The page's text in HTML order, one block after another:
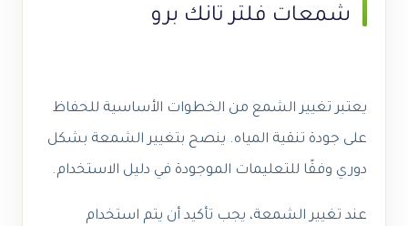
شمعات فلتر تانك برو
يعتبر تغيير الشمع من الخطوات الأساسية للحفاظ
على جودة تنقية المياه. ينصح بتغيير الشمعة بشكل
دوري وفقًا للتعليمات الموجودة في دليل الاستخدام.
عند تغيير الشمعة، يجب تأكيد أن يتم استخدام